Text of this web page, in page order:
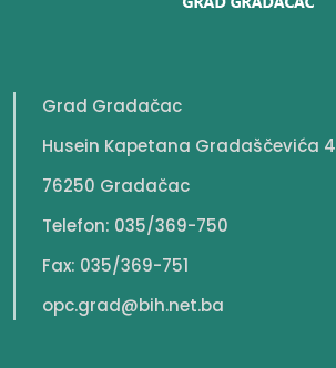
Grad Gradačac
Husein Kapetana Gradaščevića 4
76250 Gradačac
Telefon: 035/369-750
Fax: 035/369-751
opc.grad@bih.net.ba